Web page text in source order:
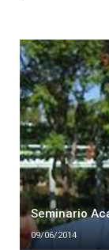
Seminario
09/06/2014